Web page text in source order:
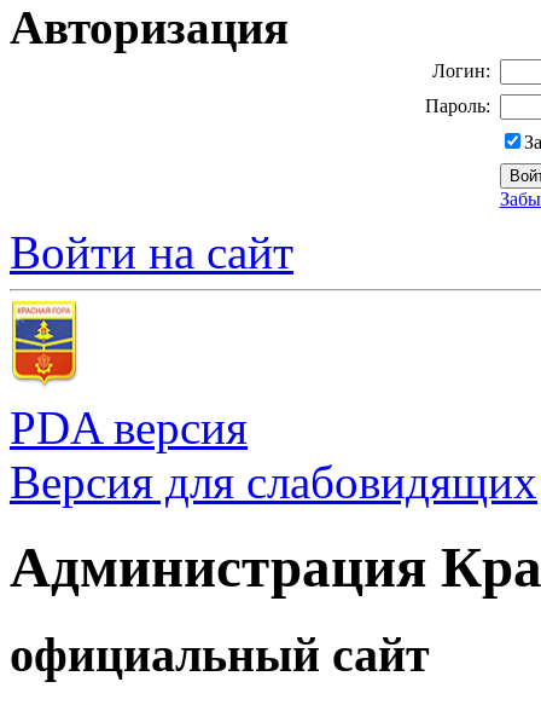
Авторизация
Логин:
Пароль:
Войти на сайт
PDA версия
Версия для слабовидящих
Администрация
официальный сайт